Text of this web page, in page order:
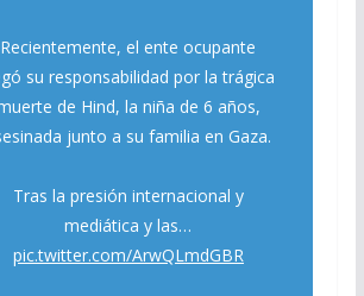
Recientemente, el ente ocupante
su responsabilidad por la trágica
de Hind, la niña de 6 años,
junto a su familia en Gaza.
Tras la presión internacional y
mediática y las…
pic.twitter.com/ArwQLmdGBR